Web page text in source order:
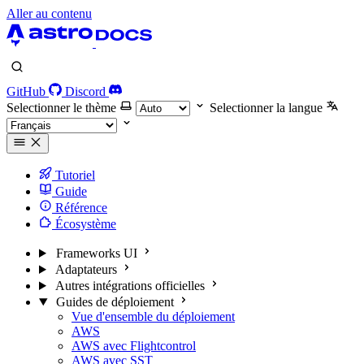
Aller au contenu
GitHub
Discord
Selectionner le thème
Selectionner la langue
Tutoriel
Guide
Référence
Écosystème
Frameworks UI
Adaptateurs
Autres intégrations officielles
Guides de déploiement
Vue d'ensemble du déploiement
AWS
AWS avec Flightcontrol
AWS avec SST